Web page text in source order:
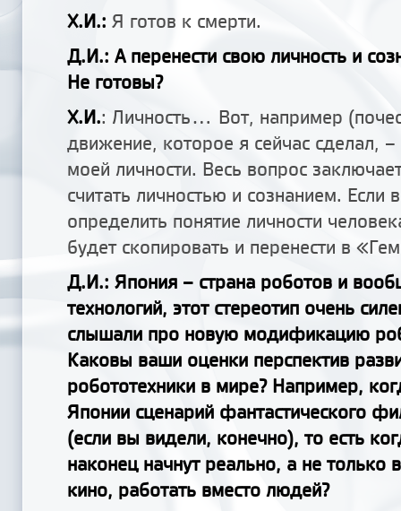
Х.И.: Я готов к смерти.
Д.И.: А перенести свою личность и
Не готовы?
Х.И.: Личность... Вот, например
движение, которое я сейчас сделал, –
моей личности. Весь вопрос
считать личностью и сознанием. Если
определить понятие личности
будет скопировать и перенести в
Д.И.: Япония – страна роботов и
технологий, этот стереотип очень
слышали про новую модификацию
Каковы ваши оценки перспектив
робототехники в мире? Например,
Японии сценарий фантастического
(если вы видели, конечно), то есть
наконец начнут реально, а не только
кино, работать вместо людей?